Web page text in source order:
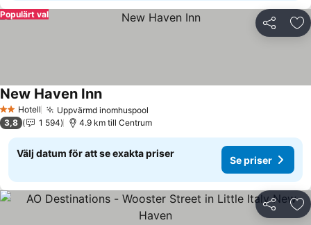
Dela
Populärt val
2 Stjärnor
Hotell Uppvärmd inomhuspool
New Haven InnSe priser
3,8 1 594 4.9 km till Centrum
Välj datum för att se exakta priser
Se priser
Dela